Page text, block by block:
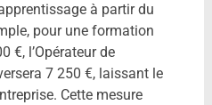
à partir du
pour une formation
€, l’Opérateur de
7 250 €, laissant le
Cette mesure